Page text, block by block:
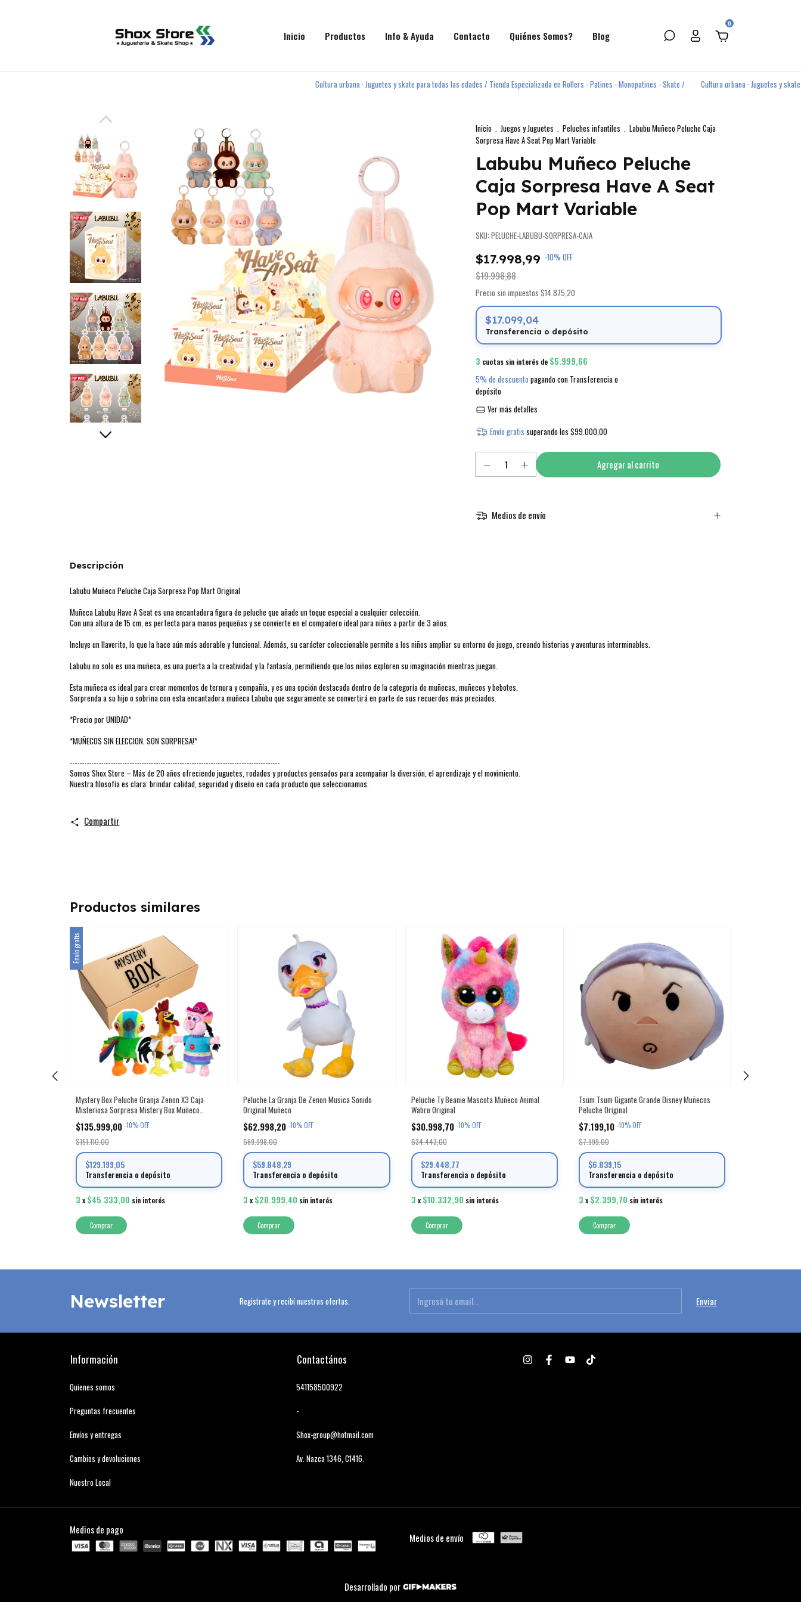
Inicio Productos Info & Ayuda Contacto Quiénes Somos? Blog
0
Cultura urbana · Juguetes y skate para todas las edades / Tienda Especializada en Rollers - Patines - Monopatines - Skate / Cultura urbana · Juguetes y skate
Inicio . Juegos y Juguetes . Peluches infantiles . Labubu Muñeco Peluche Caja
Sorpresa Have A Seat Pop Mart Variable
Labubu Muñeco Peluche
Caja Sorpresa Have A Seat
Pop Mart Variable
SKU: PELUCHE-LABUBU-SORPRESA-CAJA
$17.998,99 -10% OFF
$19.998,88
Precio sin impuestos $14.875,20
$17.099,04
Transferencia o depósito
3 cuotas sin interés de $5.999,66
5% de descuento pagando con Transferencia o
depósito
Ver más detalles
Envío gratis superando los $99.000,00
Medios de envío
Descripción
Labubu Muñeco Peluche Caja Sorpresa Pop Mart Original
Muñeca Labubu Have A Seat es una encantadora figura de peluche que añade un toque especial a cualquier colección.
Con una altura de 15 cm, es perfecta para manos pequeñas y se convierte en el compañero ideal para niños a partir de 3 años.
Incluye un llaverito, lo que la hace aún más adorable y funcional. Además, su carácter coleccionable permite a los niños ampliar su entorno de juego, creando historias y aventuras interminables.
Labubu no solo es una muñeca, es una puerta a la creatividad y la fantasía, permitiendo que los niños exploren su imaginación mientras juegan.
Esta muñeca es ideal para crear momentos de ternura y compañía, y es una opción destacada dentro de la categoría de muñecas, muñecos y bebotes.
Sorprenda a su hijo o sobrina con esta encantadora muñeca Labubu que seguramente se convertirá en parte de sus recuerdos más preciados.
*Precio por UNIDAD*
*MUÑECOS SIN ELECCION. SON SORPRESA!*
----------------------------------------------------------------------------------------
Somos Shox Store – Más de 20 años ofreciendo juguetes, rodados y productos pensados para acompañar la diversión, el aprendizaje y el movimiento.
Nuestra filosofía es clara: brindar calidad, seguridad y diseño en cada producto que seleccionamos.
Compartir
Productos similares
Envío gratis
Mystery Box Peluche Granja Zenon X3 Caja
Misteriosa Sorpresa Mistery Box Muñeco
Musical Sonido
$135.999,00 -10%OFF
$151.110,00
$129.199,05
Transferencia o depósito
3 x $45.333,00 sin interés
Peluche La Granja De Zenon Musica Sonido
Original Muñeco
$62.998,20-10%OFF
$69.998,00
$59.848,29
Transferencia o depósito
3 x $20.999,40 sin interés
Comprar
Peluche Ty Beanie Mascota Muñeco Animal
Wabro Original
$30.998,70 -10%OFF
$34.443,00
$29.448,77
Transferencia o depósito
3 x $10.332,90 sin interés
Comprar
Tsum Tsum Gigante Grande Disney Muñecos
Peluche Original
$7.199,10 -10%OFF
$7.999,00
$6.839,15
Transferencia o depósito
3 x $2.399,70 sin interés
Comprar
Newsletter Registrate y recibí nuestras ofertas.
Información
Quienes somos
Preguntas frecuentes
Envíos y entregas
Cambios y devoluciones
Nuestro Local
Contactános
541158500922
-
Shox-group@hotmail.com
Av. Nazca 1346, C1416.
Medios de pago
Medios de envío
Desarrollado por